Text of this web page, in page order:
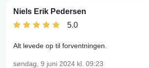
Niels Erik Pedersen
5.0
Alt levede op til forventningen.
søndag, 9 juni 2024 kl. 09:23